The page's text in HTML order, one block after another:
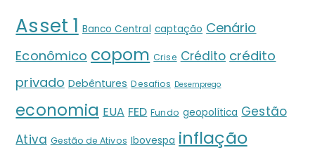
Asset 1 Banco Central captação Cenário
Econômico copom Crise Crédito crédito
privado Debêntures Desafios Desemprego
economia EUA FED Fundo geopolítica Gestão
Ativa Gestão de Ativos Ibovespa inflação